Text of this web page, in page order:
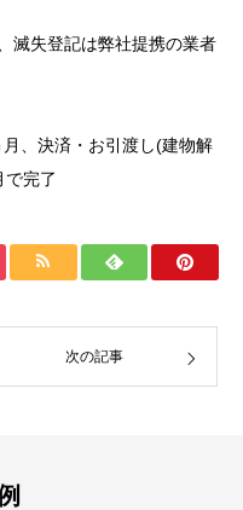
滅失登記は弊社提携の業者
、決済・お引渡し(建物解
で完了
次の記事